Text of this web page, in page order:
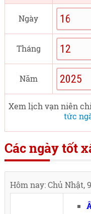
Ngày
Tháng
Năm
Xem lịch vạn niên
tức
Các ngày tốt
Hôm nay: Chủ Nhật,